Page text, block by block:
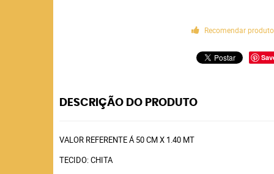
Recomendar produto
DESCRIÇÃO DO PRODUTO
VALOR REFERENTE Á 50 CM X 1.40 MT
TECIDO: CHITA